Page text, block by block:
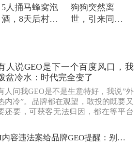
5人捅马蜂窝泡
酒，8天后村民
狗狗突然离
世，引来同伴
人说GEO是下一个百度风口，我
盆冷水：时代完全变了
人问我GEO是不是生意特好，我说”外
内冷”。品牌都在观望，敢投的既要又
还要，可获客无法归因，都在等平台
的百度代理风口，我不认同：当年缺内
，现在缺增量内容；当年用户好引
8月7日：重庆AI内容违法案给品牌GEO提醒：别把AI当挡箭牌